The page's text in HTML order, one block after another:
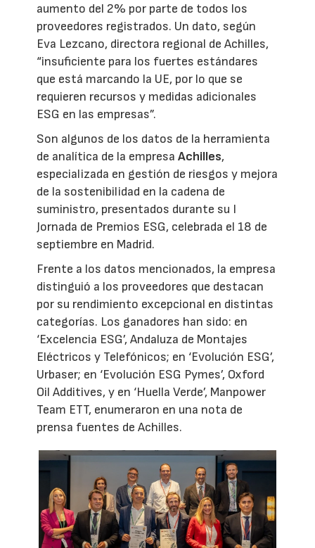
aumento del 2% por parte de todos los
proveedores registrados. Un dato, según
Eva Lezcano, directora regional de Achilles,
“insuficiente para los fuertes estándares
que está marcando la UE, por lo que se
requieren recursos y medidas adicionales
ESG en las empresas”.
Son algunos de los datos de la herramienta
de analítica de la empresaAchilles,
especializada en gestión de riesgos y mejora
de la sostenibilidad en la cadena de
suministro, presentados durante su I
Jornada de Premios ESG, celebrada el 18 de
septiembre en Madrid.
Frente a los datos mencionados, la empresa
distinguió a los proveedores que destacan
por su rendimiento excepcional en distintas
categorías. Los ganadores han sido: en
‘Excelencia ESG’, Andaluza de Montajes
Eléctricos y Telefónicos; en ‘Evolución ESG’,
Urbaser; en ‘Evolución ESG Pymes’, Oxford
Oil Additives, y en ‘Huella Verde’, Manpower
Team ETT, enumeraron en una nota de
prensa fuentes de Achilles.